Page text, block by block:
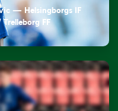
— Helsingborgs IF
FF